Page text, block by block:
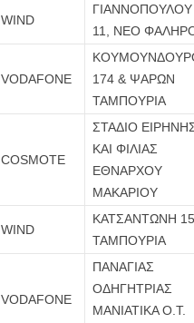
WIND
ΓΙΑΝΝΟΠΟΥΛΟΥ
11, ΝΕΟ
VODAFONE
174 & ΨΑΡΩΝ
ΤΑΜΠΟΥΡΙΑ
COSMOTE
ΣΤΑΔΙΟ
ΚΑΙ ΦΙΛΙΑΣ
ΕΘΝΑΡΧΟΥ
ΜΑΚΑΡΙΟΥ
WIND
ΚΑΤΣΑΝΤΩΝΗ
ΤΑΜΠΟΥΡΙΑ
VODAFONE
ΠΑΝΑΓΙΑΣ
ΟΔΗΓΗΤΡΙΑΣ
ΜΑΝΙΑΤΙΚΑ Ο.Τ.